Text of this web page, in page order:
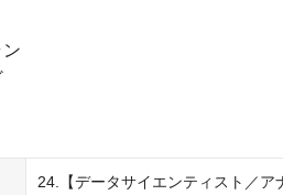
24.【データサイエンティスト／